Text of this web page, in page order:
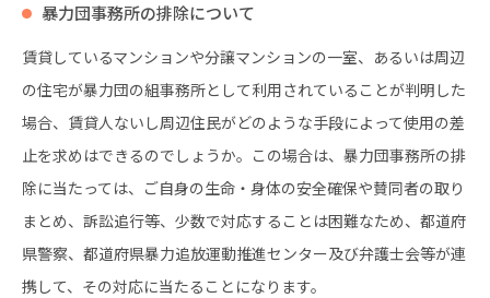
暴力団事務所の排除について
賃貸しているマンションや分譲マンションの一室、あるいは周辺
の住宅が暴力団の組事務所として利用されていることが判明した
場合、賃貸人ないし周辺住民がどのような手段によって使用の差
止を求めはできるのでしょうか。この場合は、暴力団事務所の排
除に当たっては、ご自身の生命・身体の安全確保や賛同者の取り
まとめ、訴訟追行等、少数で対応することは困難なため、都道府
県警察、都道府県暴力追放運動推進センター及び弁護士会等が連
携して、その対応に当たることになります。